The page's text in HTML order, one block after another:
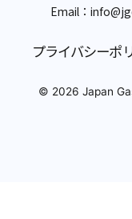
Email：info
プライバシーポ
© 2026 Japan